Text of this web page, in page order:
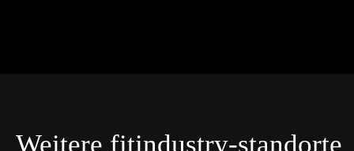
Weitere fitindustry-standorte